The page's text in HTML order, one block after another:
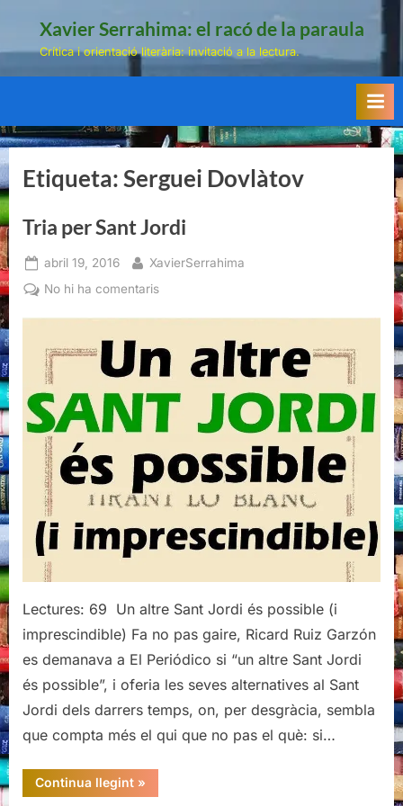
Xavier Serrahima: el racó de la paraula
Crítica i orientació literària: invitació a la lectura.
Etiqueta:Serguei Dovlàtov
Tria per Sant Jordi
Posted
on
abril 19, 2016 By
XavierSerrahima
No hi ha comentarisa
Sant
Jordi
Lectures: 69 Un altre Sant Jordi és possible (i
imprescindible) Fa no pas gaire, Ricard Ruiz Garzón
es demanava a El Periódico si “un altre Sant Jordi
és possible”, i oferia les seves alternatives al Sant
Jordi dels darrers temps, on, per desgràcia, sembla
que compta més el qui que no pas el què: si…
Continua llegint“Tria
per
»